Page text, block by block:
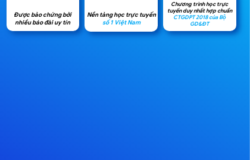
Được bảo chứng bởi
nhiều báo đài uy tín
Nền tảng học trực tuyến
số 1 Việt Nam
Chương trình học trực
tuyến duy nhất hợp chuẩn
CTGDPT 2018 của Bộ
GD&ĐT